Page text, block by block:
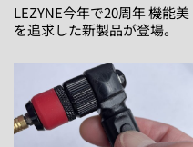
LEZYNE今年で20周年 機能美
を追求した新製品が登場。